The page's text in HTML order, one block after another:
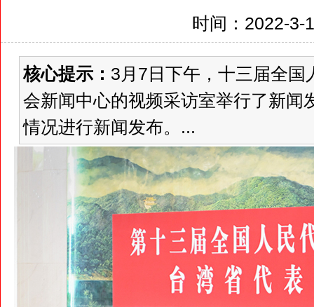
时间：2022-3-
核心提示： 3月7日下午，十三届全国
会新闻中心的视频采访室举行了新闻
情况进行新闻发布。...